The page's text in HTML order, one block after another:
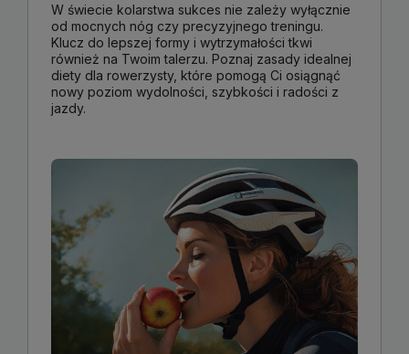
W świecie kolarstwa sukces nie zależy wyłącznie
od mocnych nóg czy precyzyjnego treningu.
Klucz do lepszej formy i wytrzymałości tkwi
również na Twoim talerzu. Poznaj zasady idealnej
diety dla rowerzysty, które pomogą Ci osiągnąć
nowy poziom wydolności, szybkości i radości z
jazdy.